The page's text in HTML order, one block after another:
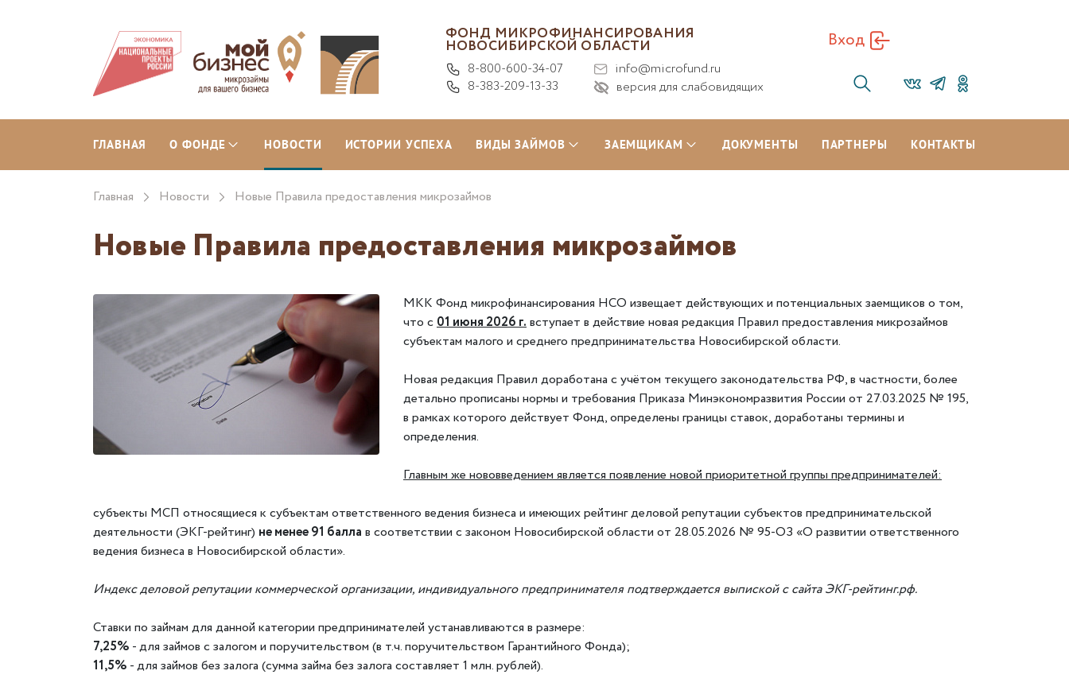
ФОНД МИКРОФИНАНСИРОВАНИЯ
НОВОСИБИРСКОЙ ОБЛАСТИ
8-800-600-34-07
8-383-209-13-33
info@microfund.ru
версия для слабовидящих
Вход
ГЛАВНАЯ О ФОНДЕ НОВОСТИ ИСТОРИИ УСПЕХА ВИДЫ ЗАЙМОВ ЗАЕМЩИКАМ ДОКУМЕНТЫ ПАРТНЕРЫ КОНТАКТЫ
Главная Новости Новые Правила предоставления микрозаймов
Новые Правила предоставления микрозаймов
МКК Фонд микрофинансирования НСО извещает действующих и потенциальных заемщиков о том,
что с01 июня 2026 г.вступает в действие новая редакция Правил предоставления микрозаймов
субъектам малого и среднего предпринимательства Новосибирской области.
Новая редакция Правил доработана с учётом текущего законодательства РФ, в частности, более
детально прописаны нормы и требования Приказа Минэкономразвития России от 27.03.2025 № 195,
в рамках которого действует Фонд, определены границы ставок, доработаны термины и
определения.
Главным же нововведением является появление новой приоритетной группы предпринимателей:
субъекты МСП относящиеся к субъектам ответственного ведения бизнеса и имеющих рейтинг деловой репутации субъектов предпринимательской
деятельности (ЭКГ-рейтинг) не менее 91 балла в соответствии с законом Новосибирской области от 28.05.2026 № 95-ОЗ «О развитии ответственного
ведения бизнеса в Новосибирской области».
Индекс деловой репутации коммерческой организации, индивидуального предпринимателя подтверждается выпиской с сайта ЭКГ-рейтинг.рф.
Ставки по займам для данной категории предпринимателей устанавливаются в размере:
7,25% - для займов с залогом и поручительством (в т.ч. поручительством Гарантийного Фонда);
11,5% - для займов без залога (сумма займа без залога составляет 1 млн. рублей).